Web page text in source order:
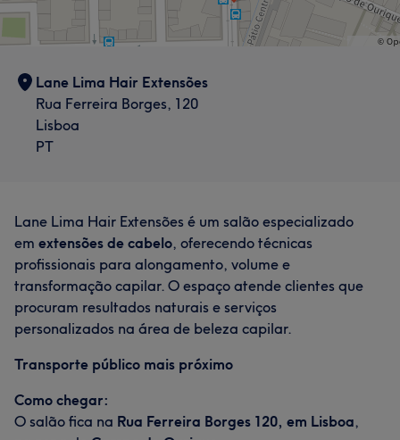
Lane Lima Hair Extensões
Rua Ferreira Borges, 120
Lisboa
PT
Lane Lima Hair Extensões é um salão especializado
em extensões de cabelo, oferecendo técnicas
profissionais para alongamento, volume e
transformação capilar. O espaço atende clientes que
procuram resultados naturais e serviços
personalizados na área de beleza capilar.
Transporte público mais próximo
Como chegar:
O salão fica na Rua Ferreira Borges 120, em Lisboa,